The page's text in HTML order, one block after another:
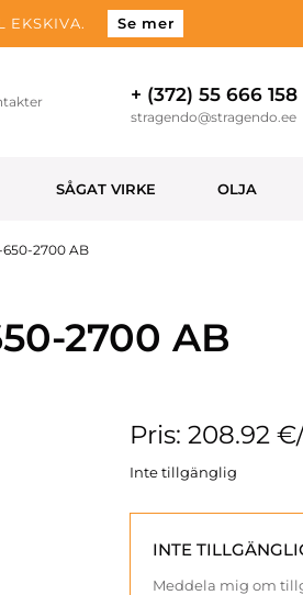
EKSKIVA. Se mer
+ (372) 55 666 158
stragendo@stragendo.ee
SÅGAT VIRKE OLJA
2700 AB
2700 AB
Pris: 208.92
Inte tillgänglig
INTE
Meddela mig om